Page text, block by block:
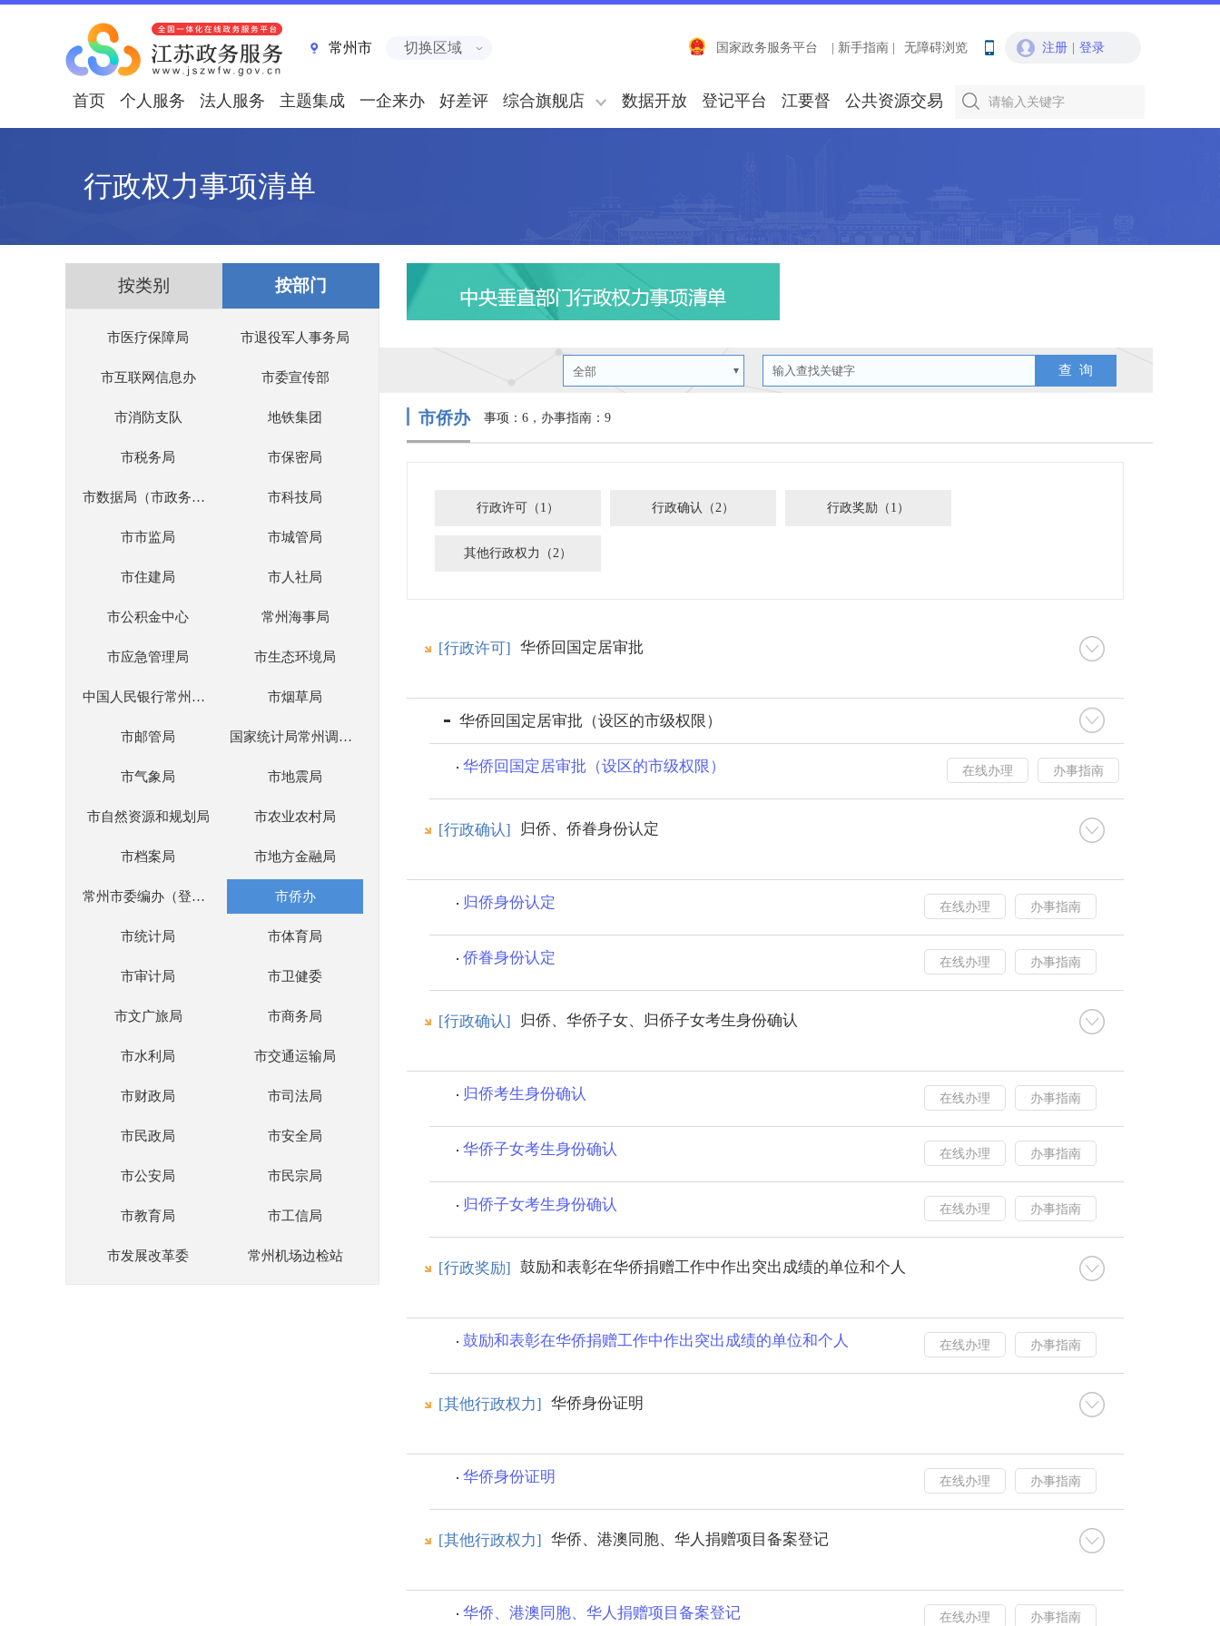
常州市 切换区域 国家政务服务平台 | 新手指南 | 无障碍浏览 注册 登录
首页 个人服务 法人服务 主题集成 一企来办 好差评 综合旗舰店 数据开放 登记平台 江要督 公共资源交易
行政权力事项清单
按类别 按部门
市医疗保障局 市退役军人事务局
市互联网信息办 市委宣传部
市消防支队 地铁集团
市税务局 市保密局
市数据局（市政务服务管理办公室） 市科技局
市市监局 市城管局
市住建局 市人社局
市公积金中心 常州海事局
市应急管理局 市生态环境局
中国人民银行常州市分行 市烟草局
市邮管局 国家统计局常州调查队
市气象局 市地震局
市自然资源和规划局 市农业农村局
市档案局 市地方金融局
常州市委编办（登记局） 市侨办
市统计局 市体育局
市审计局 市卫健委
市文广旅局 市商务局
市水利局 市交通运输局
市财政局 市司法局
市民政局 市安全局
市公安局 市民宗局
市教育局 市工信局
市发展改革委 常州机场边检站
全部
市侨办 事项：6，办事指南：9
行政许可（1） 行政确认（2） 行政奖励（1）
其他行政权力（2）
[行政许可] 华侨回国定居审批
华侨回国定居审批（设区的市级权限）
华侨回国定居审批（设区的市级权限） 在线办理 办事指南
[行政确认] 归侨、侨眷身份认定
归侨身份认定 在线办理 办事指南
侨眷身份认定 在线办理 办事指南
[行政确认] 归侨、华侨子女、归侨子女考生身份确认
归侨考生身份确认 在线办理 办事指南
华侨子女考生身份确认 在线办理 办事指南
归侨子女考生身份确认 在线办理 办事指南
[行政奖励] 鼓励和表彰在华侨捐赠工作中作出突出成绩的单位和个人
鼓励和表彰在华侨捐赠工作中作出突出成绩的单位和个人 在线办理 办事指南
[其他行政权力] 华侨身份证明
华侨身份证明 在线办理 办事指南
[其他行政权力] 华侨、港澳同胞、华人捐赠项目备案登记
华侨、港澳同胞、华人捐赠项目备案登记 在线办理 办事指南